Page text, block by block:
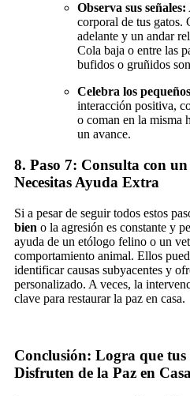
Observa sus señales:
corporal de tus gatos.
adelante y un andar
Cola baja o entre las
bufidos o gruñidos
Celebra los
interacción positiva,
o coman en la misma
un avance.
8. Paso 7: Consulta con
Necesitas Ayuda Extra
Si a pesar de seguir todos estos
bien o la agresión es constante y
ayuda de un etólogo felino o un
comportamiento animal. Ellos
identificar causas subyacentes y
personalizado. A veces, la
clave para restaurar la paz en casa.
Conclusión: Logra que tus
Disfruten de la Paz en